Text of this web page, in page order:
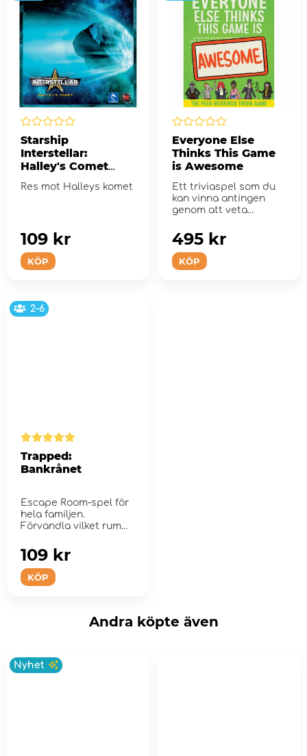
Starship
Interstellar:
Halley's Comet
(Exp.)
Res mot Halleys komet
KÖP
109 kr
Everyone Else
Thinks This Game
is Awesome
Ett triviaspel som du
kan vinna antingen
genom att veta
vem som int...
KÖP
495 kr
2-6
Trapped:
Bankrånet
Escape Room-spel för
hela familjen.
Förvandla vilket rum
KÖP
109 kr
Andra köpte även
Nyhet